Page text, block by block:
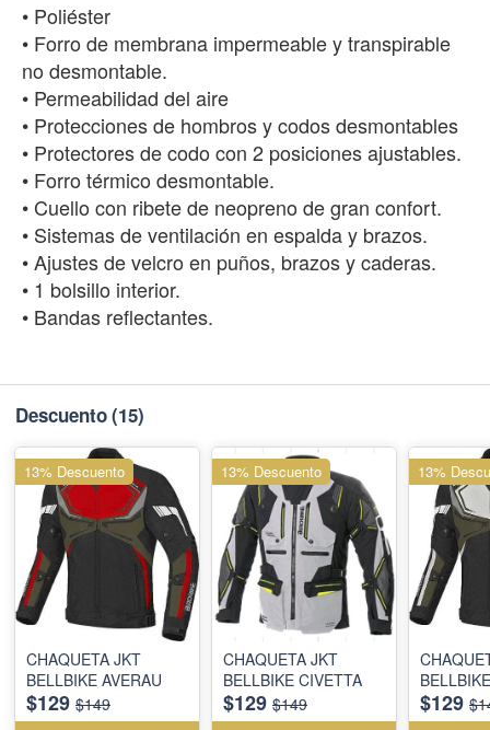
• Poliéster
• Forro de membrana impermeable y transpirable
no desmontable.
• Permeabilidad del aire
• Protecciones de hombros y codos desmontables
• Protectores de codo con 2 posiciones ajustables.
• Forro térmico desmontable.
• Cuello con ribete de neopreno de gran confort.
• Sistemas de ventilación en espalda y brazos.
• Ajustes de velcro en puños, brazos y caderas.
• 1 bolsillo interior.
• Bandas reflectantes.
Descuento(15)
CHAQUETA JKT
BELLBIKE AVERAU
$129 $149
13% Descuento
CHAQUETA JKT
BELLBIKE CIVETTA
$129 $149
13% Descuento
$129
13%